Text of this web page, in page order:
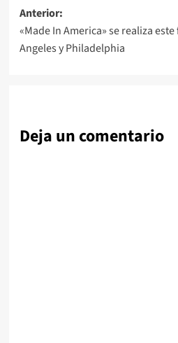
Navegación
de
entradas
Anterior:
«Made In America» se realiza
Angeles y Philadelphia
Deja un comentario